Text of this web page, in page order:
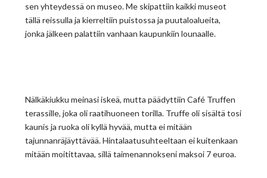
sen yhteydessä on museo. Me skipattiin kaikki museot
tällä reissulla ja kierreltiin puistossa ja puutaloalueita,
jonka jälkeen palattiin vanhaan kaupunkiin lounaalle.
Nälkäkiukku meinasi iskeä, mutta päädyttiin Café Truffen
terassille, joka oli raatihuoneen torilla. Truffe oli sisältä tosi
kaunis ja ruoka oli kyllä hyvää, mutta ei mitään
tajunnanräjäyttävää. Hintalaatusuhteeltaan ei kuitenkaan
mitään moitittavaa, sillä taimenannokseni maksoi 7 euroa.